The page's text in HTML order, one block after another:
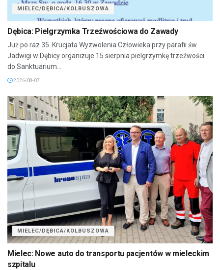
MIELEC/DĘBICA/KOLBUSZOWA
Dębica: Pielgrzymka Trzeźwościowa do Zawady
Już po raz 35. Krucjata Wyzwolenia Człowieka przy parafii św.
Jadwigi w Dębicy organizuje 15 sierpnia pielgrzymkę trzeźwości
do Sanktuarium...
2026-08-07
MIELEC/DĘBICA/KOLBUSZOWA
Mielec: Nowe auto do transportu pacjentów w mieleckim
szpitalu